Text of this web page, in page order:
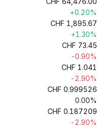
+0.20%
CHF 1,895.67
+1.30%
CHF 73.45
-0.90%
CHF 1.041
-2.90%
CHF 0.999526
0.00%
CHF 0.187209
-2.90%